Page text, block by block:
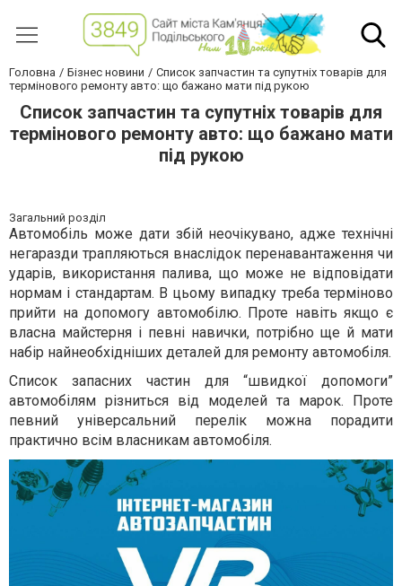
Головна Бізнес новини
Список запчастин та супутніх товарів для
термінового ремонту авто: що бажано мати під рукою
Список запчастин та супутніх товарів для
термінового ремонту авто: що бажано мати
під рукою
Загальний розділ
Автомобіль може дати збій неочікувано, адже технічні
негаразди трапляються внаслідок перенавантаження чи
ударів, використання палива, що може не відповідати
нормам і стандартам. В цьому випадку треба терміново
прийти на допомогу автомобілю. Проте навіть якщо є
власна майстерня і певні навички, потрібно ще й мати
набір найнеобхідніших деталей для ремонту автомобіля.
Список запасних частин для “швидкої допомоги”
автомобілям різниться від моделей та марок. Проте
певний універсальний перелік можна порадити
практично всім власникам автомобіля.